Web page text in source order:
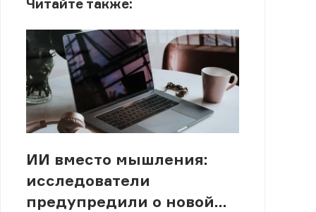
Читайте также:
ИИ вместо мышления:
исследователи
предупредили о новой